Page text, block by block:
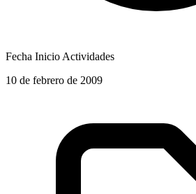
Fecha Inicio Actividades
10 de febrero de 2009